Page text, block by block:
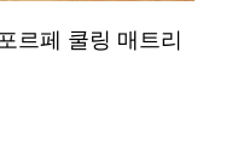
르페 쿨링 매트리